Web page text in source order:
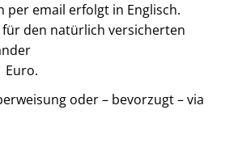
per email erfolgt in Englisch.
den natürlich versicherten
Euro.
oder – bevorzugt – via